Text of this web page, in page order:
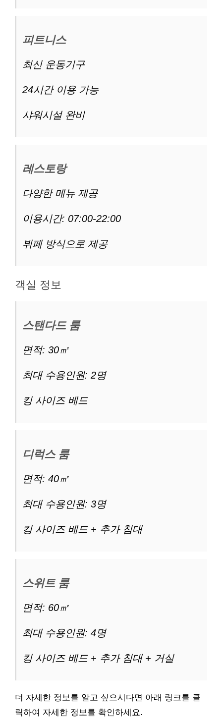
피트니스
최신 운동기구
24시간 이용 가능
샤워시설 완비
레스토랑
다양한 메뉴 제공
이용시간: 07:00-22:00
뷔페 방식으로 제공
객실 정보
스탠다드 룸
면적: 30㎡
최대 수용인원: 2명
킹 사이즈 베드
디럭스 룸
면적: 40㎡
최대 수용인원: 3명
킹 사이즈 베드 + 추가 침대
스위트 룸
면적: 60㎡
최대 수용인원: 4명
킹 사이즈 베드 + 추가 침대 + 거실
더 자세한 정보를 알고 싶으시다면 아래 링크를 클
릭하여 자세한 정보를 확인하세요.